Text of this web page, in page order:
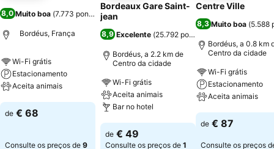
8,0 Muito boa (7.773 pontuações)
Bordéus, França
Wi-Fi grátis
Estacionamento
Aceita animais
Ver preços
de € 68
Consulte os preços de 9
Bordeaux Gare Saint-
jean
8,9 Excelente (25.792 pontuações
Bordéus, a 2.2 km de
Centro da cidade
Wi-Fi grátis
Aceita animais
Bar no hotel
Ver preços
de € 49
Consulte os preços de 1
Centre Ville
8,3 Muito boa (5.588
Bordéus, a 0.8 km
Centro da cidade
Wi-Fi grátis
Estacionamento
Aceita animais
Ver preços
de € 87
Consulte os preços